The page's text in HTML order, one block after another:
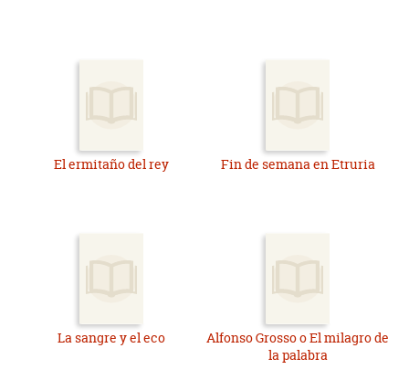
El ermitaño del rey Fin de semana en Etruria
La sangre y el eco
Alfonso Grosso o El milagro de
la palabra